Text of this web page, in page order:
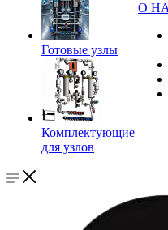
Готовые узлы
Комплектующие
для узлов
О